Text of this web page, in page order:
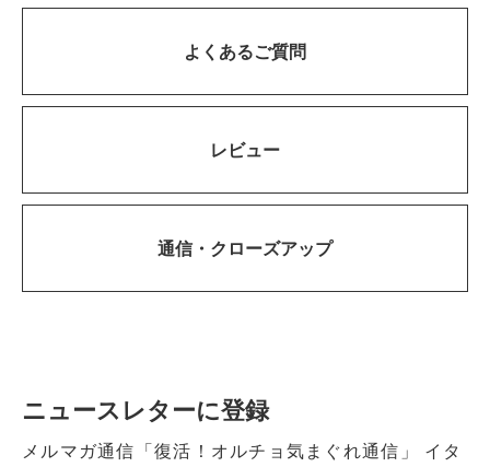
よくあるご質問
レビュー
通信・ クローズアップ
ニュースレターに登録
メルマガ通信「復活！オルチョ気まぐれ通信」
イタ